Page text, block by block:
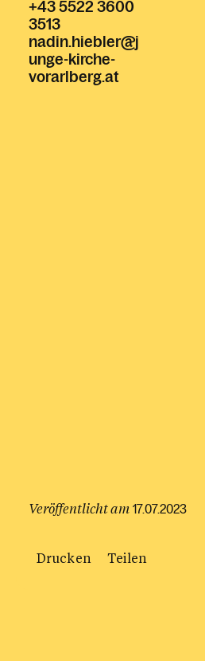
+43 5522 3600
3513
nadin.hiebler@j
unge-kirche-
vorarlberg.at
Veröffentlicht am 17.07.2023
Drucken Teilen